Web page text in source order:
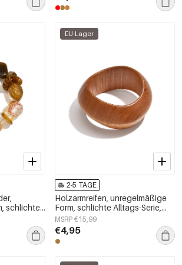
schlichte
EU-Lager
2-5 TAGE
Holzarmreifen, unregelmäßige
Form, schlichte Alltags-Serie,
Damenschmuck
MSRP €15,99
€4,95